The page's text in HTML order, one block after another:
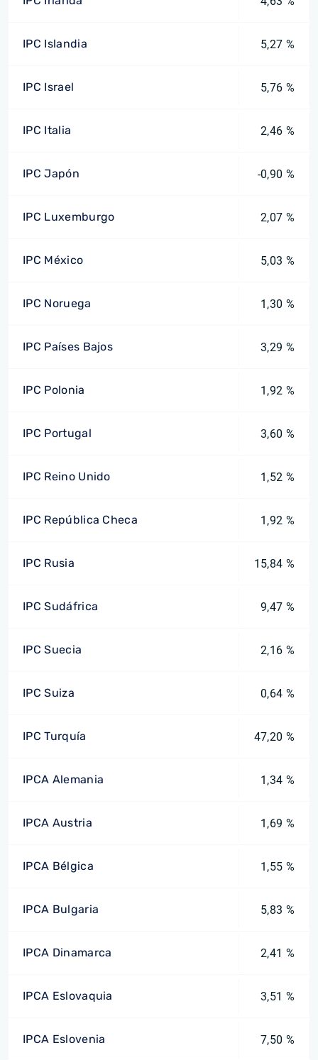
IPC Islandia 5,27 %
IPC Israel 5,76 %
IPC Italia 2,46 %
IPC Japón -0,90 %
IPC Luxemburgo 2,07 %
IPC México 5,03 %
IPC Noruega 1,30 %
IPC Países Bajos 3,29 %
IPC Polonia 1,92 %
IPC Portugal 3,60 %
IPC Reino Unido 1,52 %
IPC República Checa 1,92 %
IPC Rusia 15,84 %
IPC Sudáfrica 9,47 %
IPC Suecia 2,16 %
IPC Suiza 0,64 %
IPC Turquía 47,20 %
IPCA Alemania 1,34 %
IPCA Austria 1,69 %
IPCA Bélgica 1,55 %
IPCA Bulgaria 5,83 %
IPCA Dinamarca 2,41 %
IPCA Eslovaquia 3,51 %
IPCA Eslovenia 7,50 %